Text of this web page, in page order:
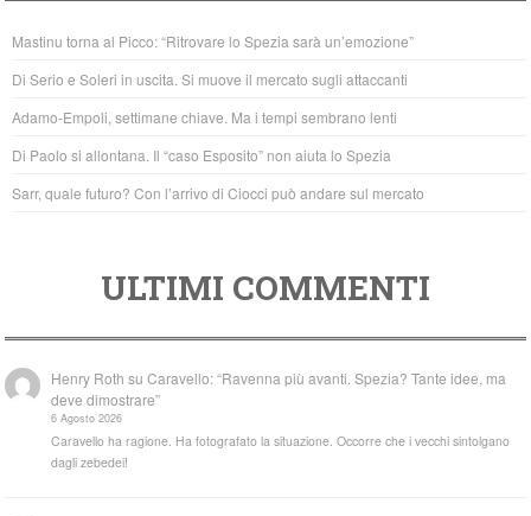
b
o
o
k
A
p
p
Mastinu torna al Picco: “Ritrovare lo Spezia sarà un’emozione”
Di Serio e Soleri in uscita. Si muove il mercato sugli attaccanti
Adamo-Empoli, settimane chiave. Ma i tempi sembrano lenti
Di Paolo si allontana. Il “caso Esposito” non aiuta lo Spezia
Sarr, quale futuro? Con l’arrivo di Ciocci può andare sul mercato
ULTIMI COMMENTI
Henry Roth suCaravello: “Ravenna più avanti. Spezia? Tante idee, ma
deve dimostrare”
6 Agosto 2026
Caravello ha ragione. Ha fotografato la situazione. Occorre che i vecchi sintolgano
dagli zebedei!